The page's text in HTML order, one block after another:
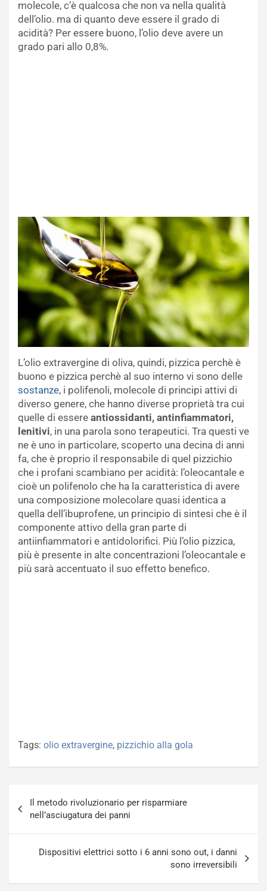
molecole, c’è qualcosa che non va nella qualità
dell’olio. ma di quanto deve essere il grado di
acidità? Per essere buono, l’olio deve avere un
grado pari allo 0,8%.
L’olio extravergine di oliva, quindi, pizzica perchè è
buono e pizzica perchè al suo interno vi sono delle
sostanze, i polifenoli, molecole di principi attivi di
diverso genere, che hanno diverse proprietà tra cui
quelle di essere antiossidanti, antinfiammatori,
lenitivi, in una parola sono terapeutici. Tra questi ve
ne è uno in particolare, scoperto una decina di anni
fa, che è proprio il responsabile di quel pizzichio
che i profani scambiano per acidità: l’oleocantale e
cioè un polifenolo che ha la caratteristica di avere
una composizione molecolare quasi identica a
quella dell’ibuprofene, un principio di sintesi che è il
componente attivo della gran parte di
antiinfiammatori e antidolorifici. Più l’olio pizzica,
più è presente in alte concentrazioni l’oleocantale e
più sarà accentuato il suo effetto benefico.
Tags: olio extravergine, pizzichio alla gola
articoli
Il metodo rivoluzionario per risparmiare
nell’asciugatura dei panni
Dispositivi elettrici sotto i 6 anni sono out, i danni
sono irreversibili